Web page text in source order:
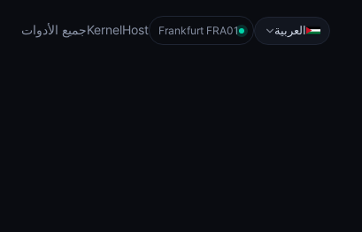
جميع الأدواتKernelHost Frankfurt FRA01 العربية